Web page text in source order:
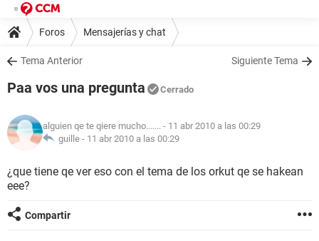
Foros Mensajerías y chat
Tema Anterior Siguiente Tema
Paa vos una pregunta Cerrado
alguien qe te qiere mucho....... - 11 abr 2010 a las 00:29
guille - 11 abr 2010 a las 00:29
¿que tiene qe ver eso con el tema de los orkut qe se hakean
eee?
Compartir